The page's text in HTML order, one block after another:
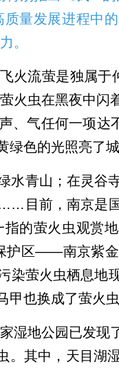
量发展进程中
。
火流萤是独属
火虫在黑夜中闪
、气任何一项达
绿色的光照亮了
水青山；在灵谷
目前，南京是
的萤火虫观赏
护区——南京紫
染萤火虫栖息地
甲也换成了萤火
湿地公园已发
。其中，天目湖